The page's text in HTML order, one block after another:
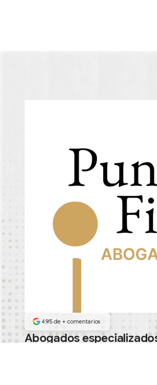
4.9/5 de + comentarios
Abogados